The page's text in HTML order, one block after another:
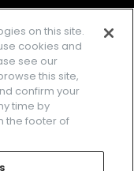
約
Settings
on this site.
cookies and
see our
this site,
confirm your
time by
the footer of